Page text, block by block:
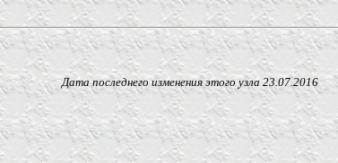
Дата последнего изменения этого узла 23.07.2016